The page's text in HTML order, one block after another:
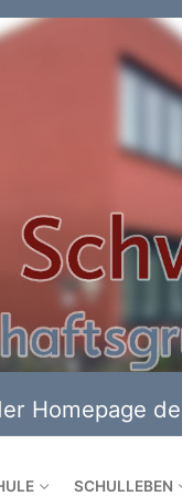
Homepage
SCHULLEBEN